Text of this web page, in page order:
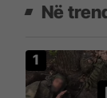
Në